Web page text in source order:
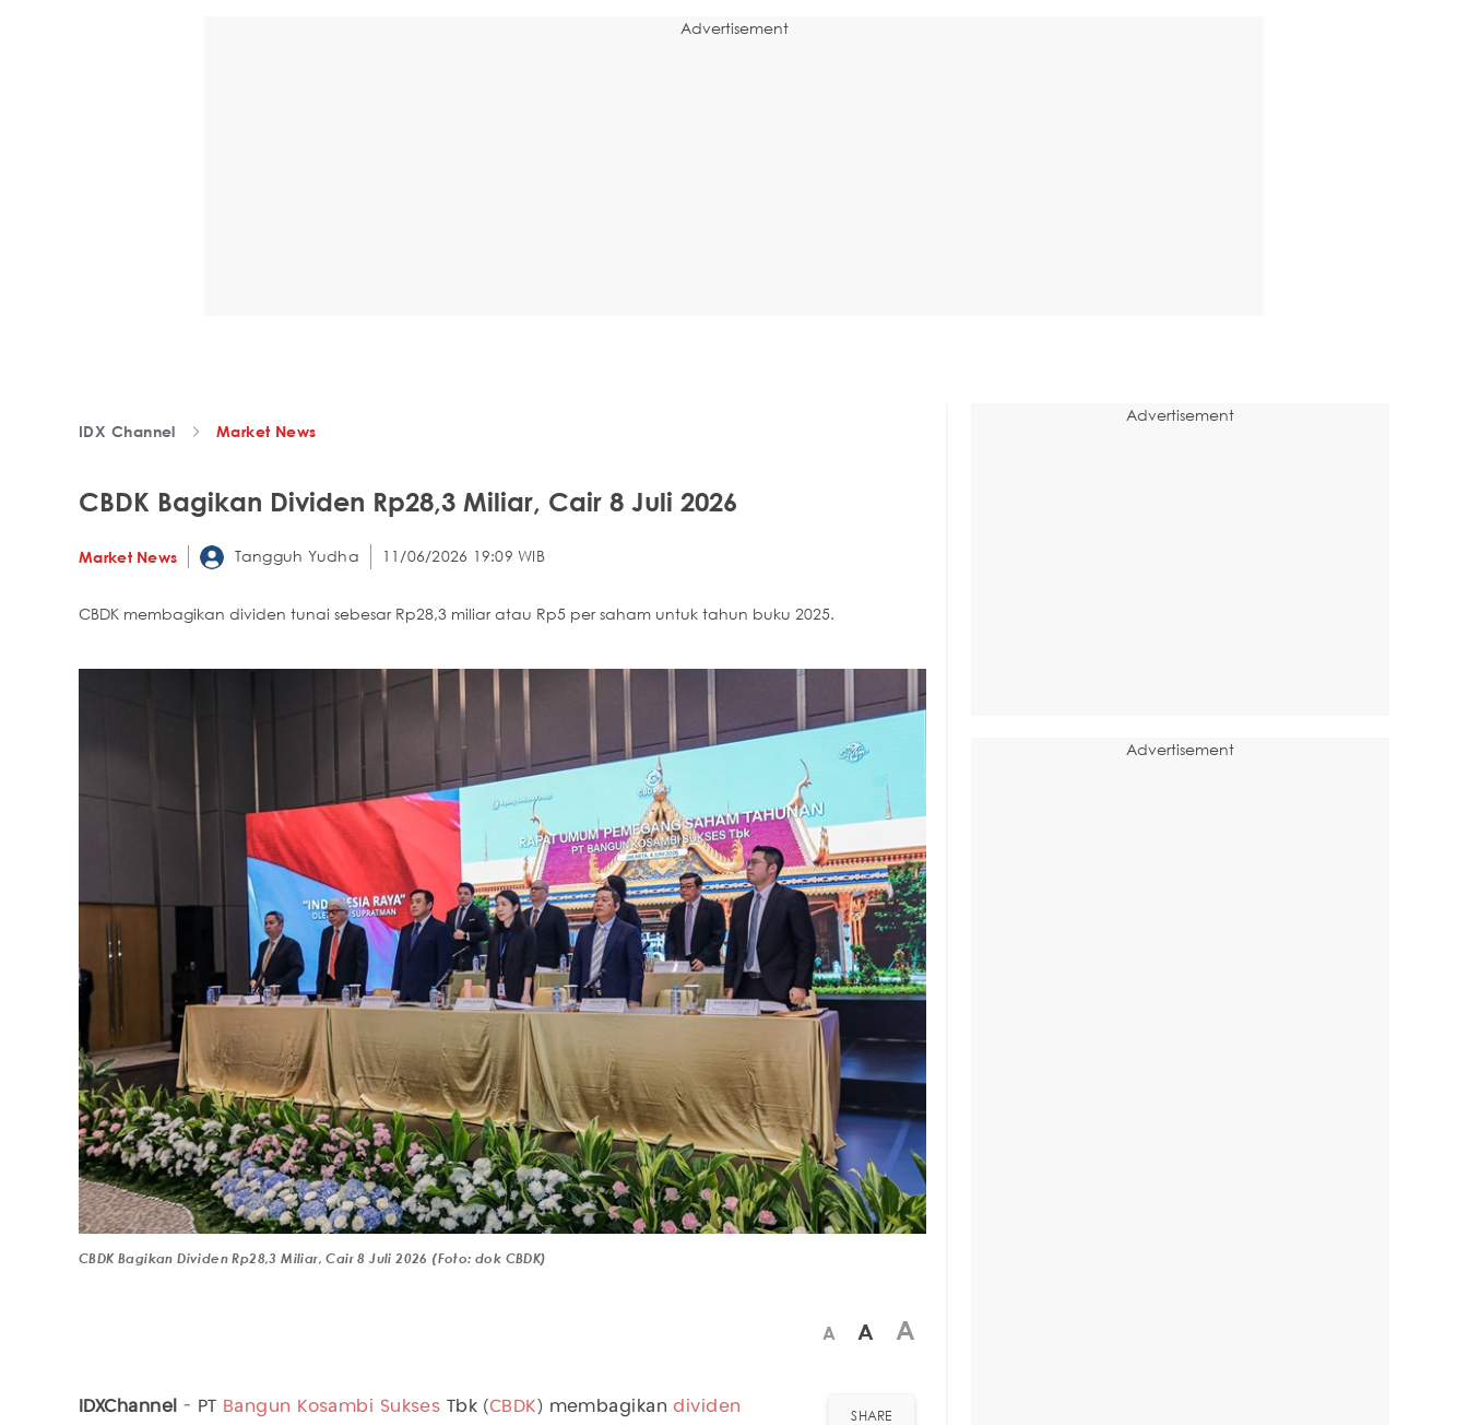
Advertisement
IDX Channel Market News
CBDK Bagikan Dividen Rp28,3 Miliar, Cair 8 Juli 2026
Market News Tangguh Yudha 11/06/2026 19:09 WIB
CBDK membagikan dividen tunai sebesar Rp28,3 miliar atau Rp5 per saham untuk tahun buku 2025.
CBDK Bagikan Dividen Rp28,3 Miliar, Cair 8 Juli 2026 (Foto: dok CBDK)
A A A
IDXChannel - PT Bangun Kosambi Sukses Tbk (CBDK ) membagikandividen
SHARE
Advertisement
Advertisement